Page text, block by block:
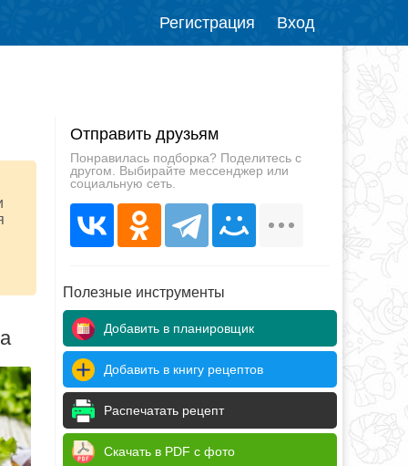
Регистрация Вход
Отправить друзьям
Понравилась подборка? Поделитесь с
другом. Выбирайте мессенджер или
социальную сеть.
Полезные инструменты
Добавить в планировщик
Добавить в книгу рецептов
Распечатать рецепт
Скачать в PDF с фото